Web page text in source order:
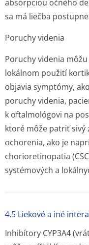
absorpciou očného
sa má liečba
Poruchy videnia
Poruchy videnia
lokálnom použití
objavia symptómy,
poruchy videnia,
k oftalmológovi na
ktoré môže patriť sivý
ochorenia, ako je
chorioretinopatia
systémových a
4.5 Liekové a iné
Inhibítory CYP3A4